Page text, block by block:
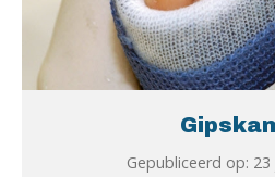
Gepubliceerd op: